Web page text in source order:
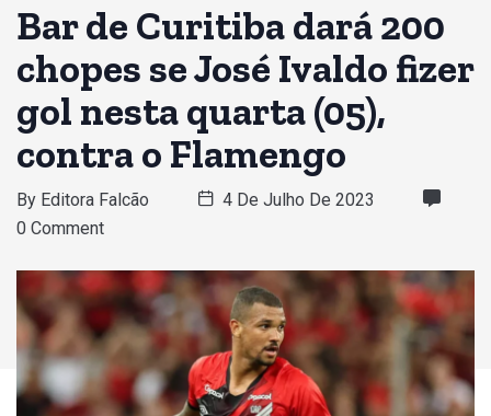
Bar de Curitiba dará 200
chopes se José Ivaldo fizer
gol nesta quarta (05),
contra o Flamengo
By Editora Falcão
4 De Julho De 2023
0 Comment